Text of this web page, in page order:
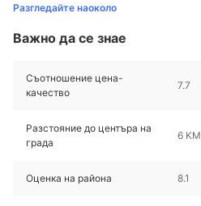
Разгледайте наоколо
Важно да се знае
Съотношение цена-
качество
7.7
Разстояние до центъра на
града
6 KM
Оценка на района 8.1